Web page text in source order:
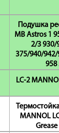
Подушка
MB Astros 1
2/3 930/
375/940/942/
958
LC-2
MANNOL
Grease